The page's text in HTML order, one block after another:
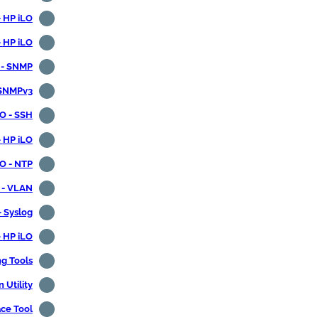
HP iLO - تكوين IPMI
HP iLO - إعلام عبر البريد الإلكتروني
SNMP
- SSH
HP iLO - رخصة متقدمة
- NTP
- VLAN
Syslog
HP iLO - تسجيل الوصول البعيد
Tools
Utility
Tool